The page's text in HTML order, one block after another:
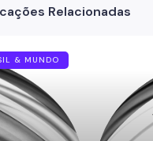
Relacionadas
& MUNDO